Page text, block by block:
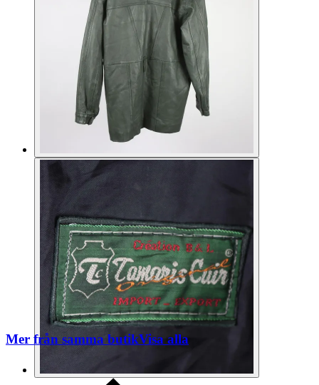
Mer från samma butikVisa alla